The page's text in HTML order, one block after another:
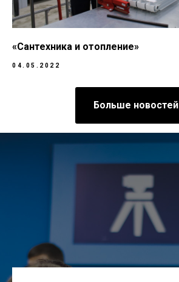
«Сантехника и отопление»
04.05.2022
Больше новостей